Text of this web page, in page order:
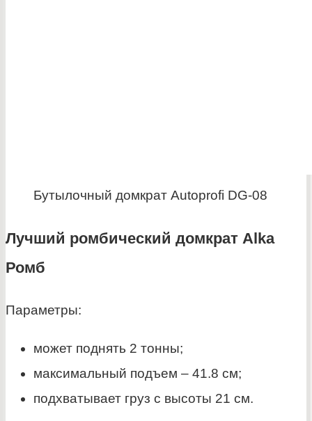
Бутылочный домкрат Autoprofi DG-08
Лучший ромбический домкрат Alka
Ромб
Параметры:
может поднять 2 тонны;
максимальный подъем – 41.8 см;
подхватывает груз с высоты 21 см.